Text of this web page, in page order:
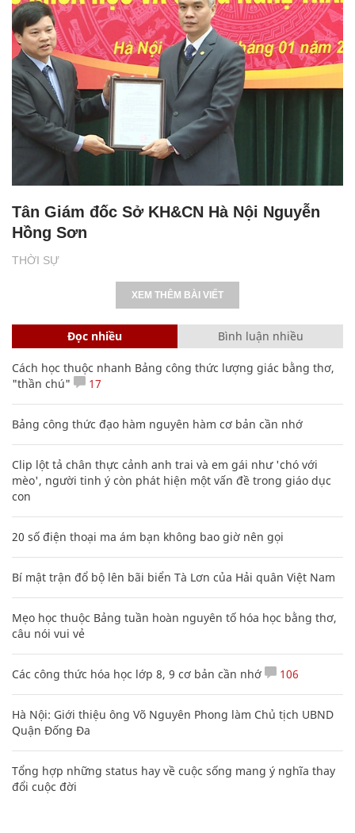
THỜI SỰ
Tân Giám đốc Sở KH&CN Hà Nội Nguyễn
Hồng Sơn
XEM THÊM BÀI VIẾT
Đọc nhiều Bình luận nhiều
Cách học thuộc nhanh Bảng công thức lượng giác bằng thơ,
"thần chú"
17
Bảng công thức đạo hàm nguyên hàm cơ bản cần nhớ
Clip lột tả chân thực cảnh anh trai và em gái như 'chó với
mèo', người tinh ý còn phát hiện một vấn đề trong giáo dục
con
20 số điện thoại ma ám bạn không bao giờ nên gọi
Bí mật trận đổ bộ lên bãi biển Tà Lơn của Hải quân Việt Nam
Mẹo học thuộc Bảng tuần hoàn nguyên tố hóa học bằng thơ,
câu nói vui vẻ
Các công thức hóa học lớp 8, 9 cơ bản cần nhớ 106
Hà Nội: Giới thiệu ông Võ Nguyên Phong làm Chủ tịch UBND
Quận Đống Đa
Tổng hợp những status hay về cuộc sống mang ý nghĩa thay
đổi cuộc đời